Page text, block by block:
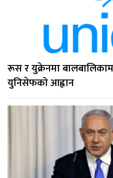
रूस र युक्रेनमा
युनिसेफको आह्वान